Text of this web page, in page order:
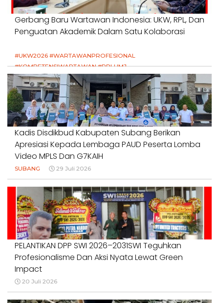
Gerbang Baru Wartawan Indonesia: UKW, RPL, Dan
Penguatan Akademik Dalam Satu Kolaborasi
#UKW2026 #WARTAWANPROFESIONAL
#KOMPETENSIWARTAWAN #RPLUMJ
#PENDIDIKANWARTAWAN #SWINASIONAL #SWIJABAR
1 Agustus 2026
Kadis Disdikbud Kabupaten Subang Berikan
Apresiasi Kepada Lembaga PAUD Peserta Lomba
Video MPLS Dan G7KAIH
SUBANG 29 Juli 2026
PELANTIKAN DPP SWI 2026–2031SWI Teguhkan
Profesionalisme Dan Aksi Nyata Lewat Green
Impact
20 Juli 2026